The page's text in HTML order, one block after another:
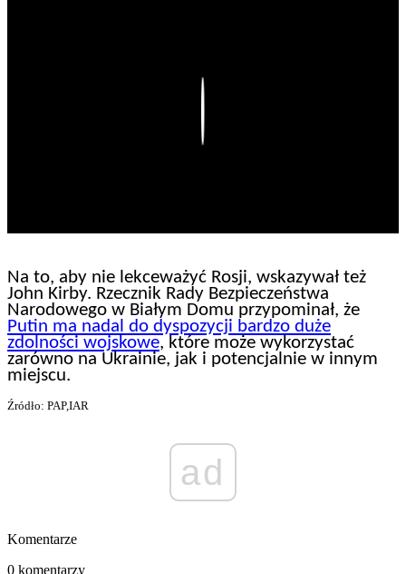
Na to, aby nie lekceważyć Rosji, wskazywał też
John Kirby. Rzecznik Rady Bezpieczeństwa
Narodowego w Białym Domu przypominał, że
Putin ma nadal do dyspozycji bardzo duże
zdolności wojskowe, które może wykorzystać
zarówno na Ukrainie, jak i potencjalnie w innym
miejscu.
Źródło: PAP,IAR
ad
Komentarze
0 komentarzy